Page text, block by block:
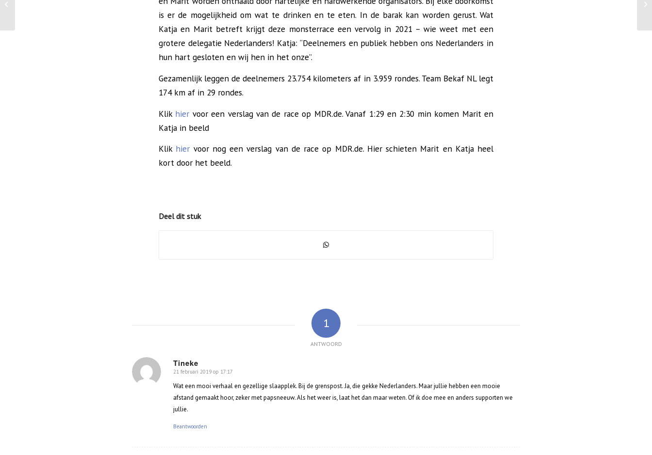
is er de mogelijkheid om wat te drinken en te eten. In de barak kan worden gerust. Wat
Katja en Marit betreft krijgt deze monsterrace een vervolg in 2021 – wie weet met een
grotere delegatie Nederlanders! Katja: “Deelnemers en publiek hebben ons Nederlanders in
hun hart gesloten en wij hen in het onze”.
Gezamenlijk leggen de deelnemers 23.754 kilometers af in 3.959 rondes. Team Bekaf NL legt
174 km af in 29 rondes.
Klik hier voor een verslag van de race op MDR.de. Vanaf 1:29 en 2:30 min komen Marit en
Katja in beeld
Klik hier voor nog een verslag van de race op MDR.de. Hier schieten Marit en Katja heel
kort door het beeld.
Deel dit stuk
1
ANTWOORD
Tineke
zegt:
21 februari 2019 op 17:17
Wat een mooi verhaal en gezellige slaapplek. Bij de grenspost. Ja, die gekke Nederlanders. Maar jullie hebben een mooie
afstand gemaakt hoor, zeker met papsneeuw. Als het weer is, laat het dan maar weten. Of ik doe mee en anders supporten we
jullie.
Beantwoorden